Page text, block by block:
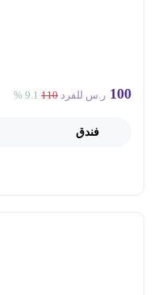
100 ر.س للفرد 110
9.1 %
فندق